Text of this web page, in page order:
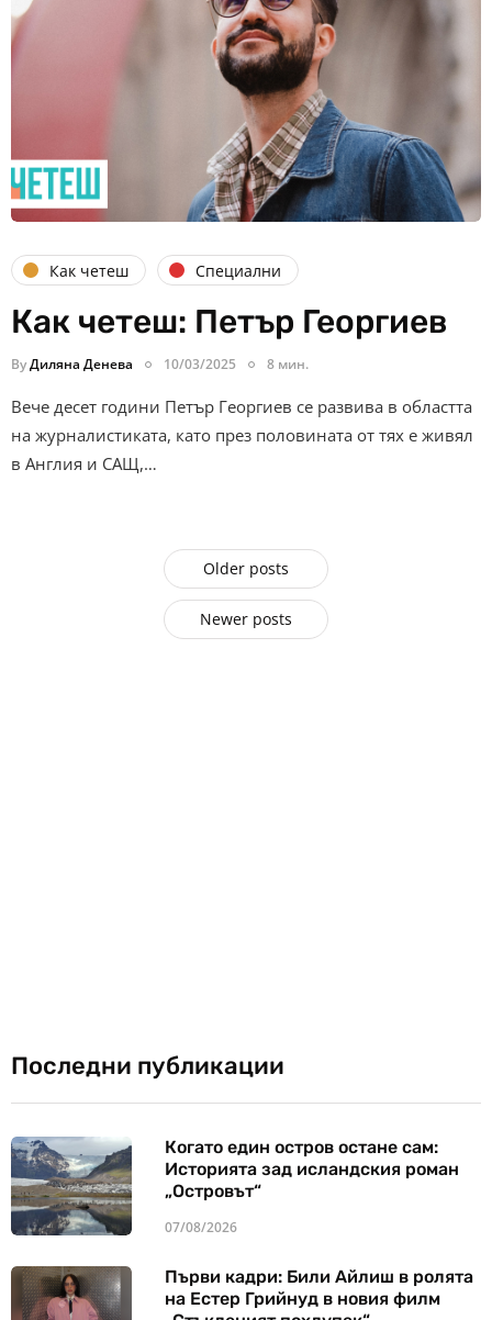
Как четеш Специални
Как четеш: Петър Георгиев
ByДиляна Денева 10/03/2025 8 мин.
Вече десет години Петър Георгиев се развива в областта
на журналистиката, като през половината от тях е живял
в Англия и САЩ,…
Older posts
Newer posts
Последни публикации
Когато един остров остане сам:
Историята зад исландския роман
„Островът“
07/08/2026
Първи кадри: Били Айлиш в ролята
на Естер Грийнуд в новия филм